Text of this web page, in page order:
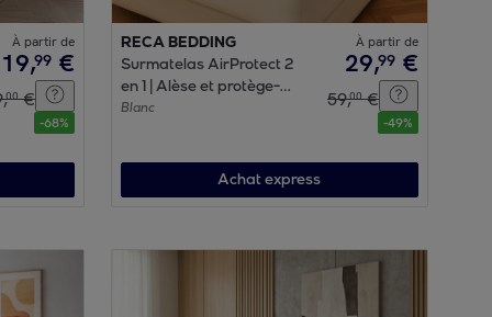
À partir de
,99 €
,00 €
-68%
RECA BEDDING
Surmatelas AirProtect 2
en 1 | Alèse et protège-
matelas intégrés | 2 cm de
hypoallergénique
Blanc
À partir de
29,99 €
59,00 €
-49%
Achat express